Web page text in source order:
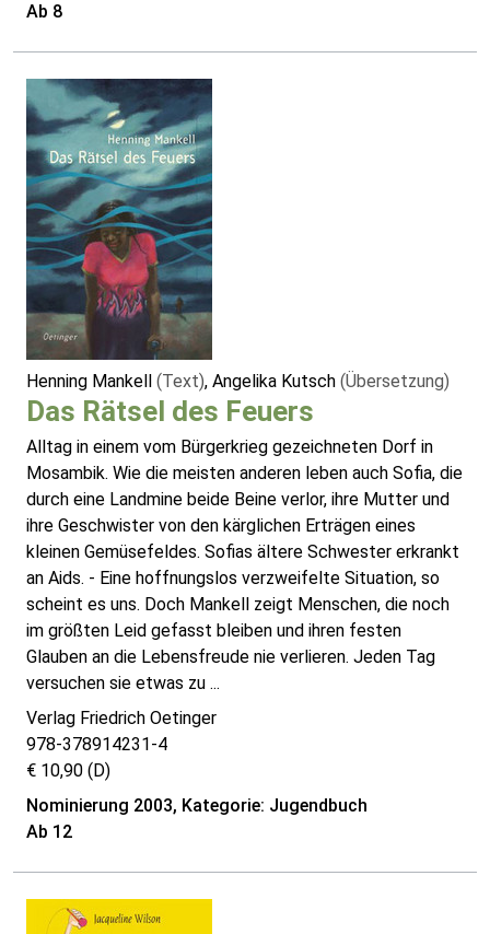
Ab 8
Henning Mankell (Text), Angelika Kutsch (Übersetzung)
Das Rätsel des Feuers
Alltag in einem vom Bürgerkrieg gezeichneten Dorf in
Mosambik. Wie die meisten anderen leben auch Sofia, die
durch eine Landmine beide Beine verlor, ihre Mutter und
ihre Geschwister von den kärglichen Erträgen eines
kleinen Gemüsefeldes. Sofias ältere Schwester erkrankt
an Aids. - Eine hoffnungslos verzweifelte Situation, so
scheint es uns. Doch Mankell zeigt Menschen, die noch
im größten Leid gefasst bleiben und ihren festen
Glauben an die Lebensfreude nie verlieren. Jeden Tag
versuchen sie etwas zu ...
Verlag Friedrich Oetinger
978-378914231-4
€ 10,90 (D)
Nominierung 2003, Kategorie: Jugendbuch
Ab 12